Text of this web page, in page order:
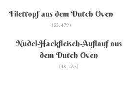
Filettopf aus dem Dutch Oven
(55.479)
Nudel-Hackfleisch-Auflauf aus
dem Dutch Oven
(48.265)